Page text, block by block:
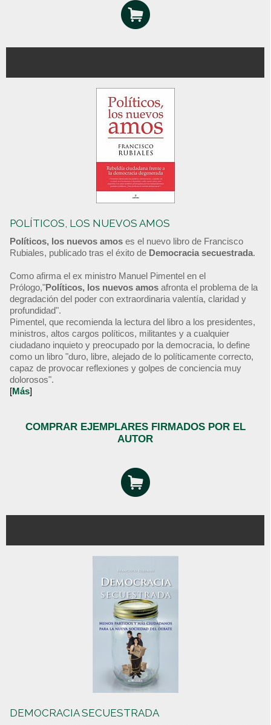
POLÍTICOS, LOS NUEVOS AMOS
Políticos, los nuevos amos es el nuevo libro de Francisco
Rubiales, publicado tras el éxito de Democracia secuestrada.
Como afirma el ex ministro Manuel Pimentel en el
Prólogo,"Políticos, los nuevos amos afronta el problema de la
degradación del poder con extraordinaria valentía, claridad y
profundidad".
Pimentel, que recomienda la lectura del libro a los presidentes,
ministros, altos cargos políticos, militantes y a cualquier
ciudadano inquieto y preocupado por la democracia, lo define
como un libro "duro, libre, alejado de lo políticamente correcto,
capaz de provocar reflexiones y golpes de conciencia muy
dolorosos".
[Más]
COMPRAR EJEMPLARES FIRMADOS POR EL
AUTOR
DEMOCRACIA SECUESTRADA